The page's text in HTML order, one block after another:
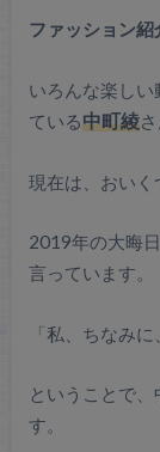
ファッション紹
いろんな楽し
ている中町綾さ
現在は、おいく
2019年の大晦
言っています。
「私、ちなみ
ということで
す。